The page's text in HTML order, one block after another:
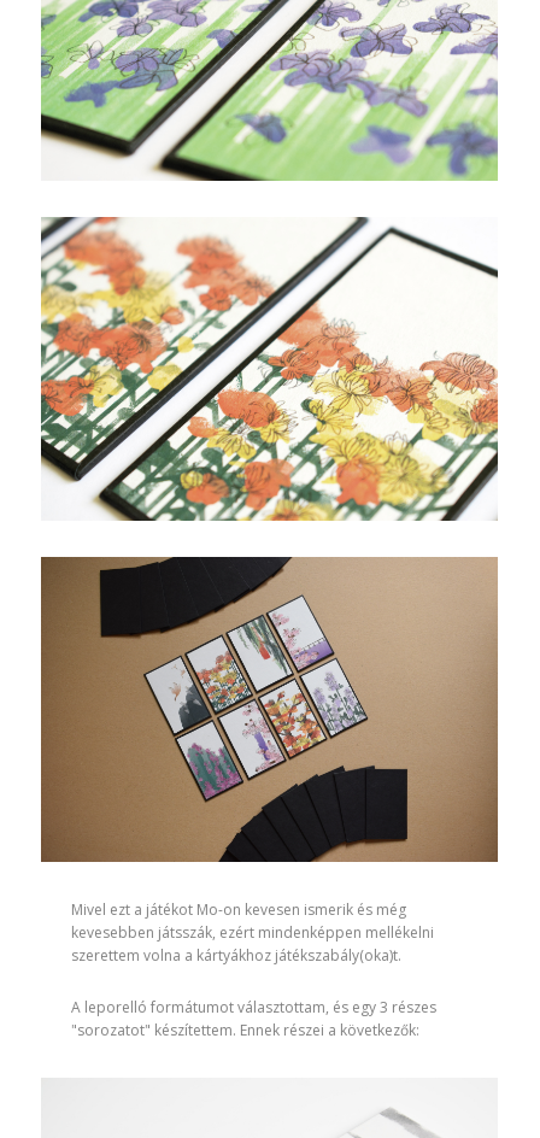
Mivel ezt a játékot Mo-on kevesen ismerik és még
kevesebben játsszák, ezért mindenképpen mellékelni
szerettem volna a kártyákhoz játékszabály(oka)t.
A leporelló formátumot választottam, és egy 3 részes
"sorozatot" készítettem. Ennek részei a következők:​